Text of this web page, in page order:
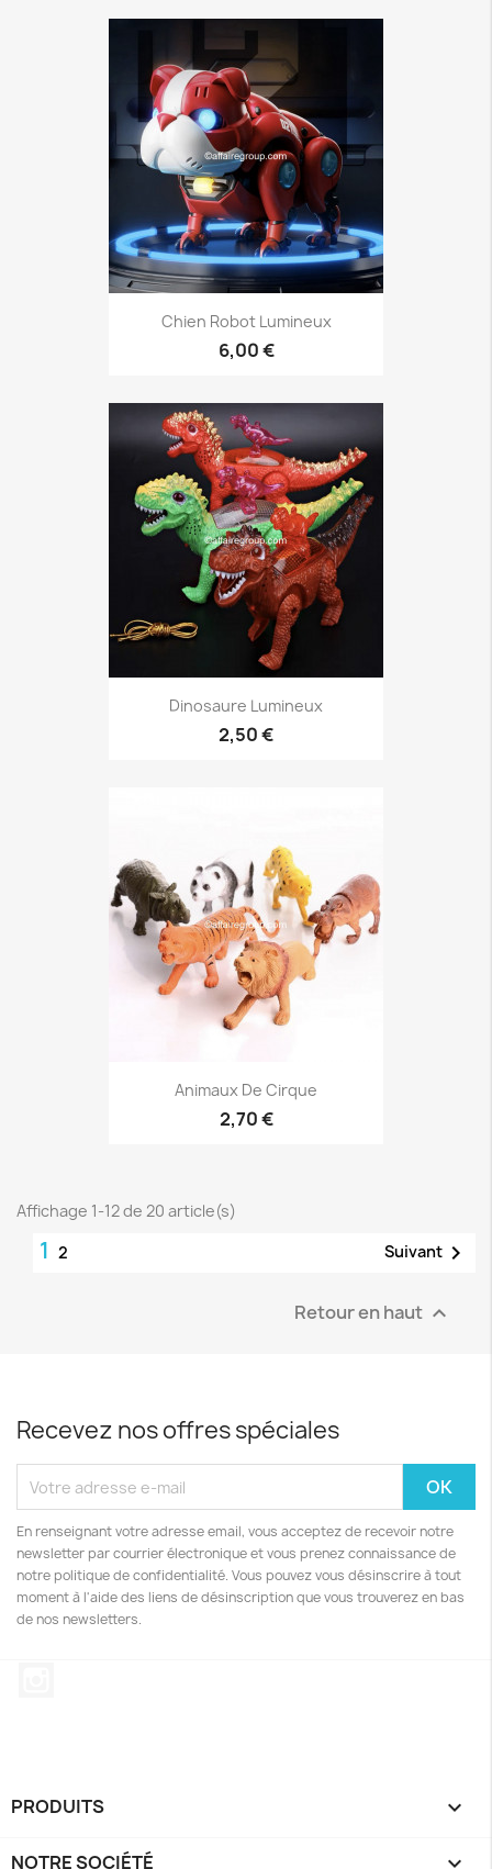
Chien Robot Lumineux
6,00 €
Dinosaure Lumineux
2,50 €
Animaux De Cirque
2,70 €
Affichage 1-12 de 20 article(s)
1 2 Suivant 
Retour en haut 
Recevez nos offres spéciales
En renseignant votre adresse email, vous acceptez de recevoir notre
newsletter par courrier électronique et vous prenez connaissance de
notre politique de confidentialité. Vous pouvez vous désinscrire à tout
moment à l'aide des liens de désinscription que vous trouverez en bas
de nos newsletters.
PRODUITS 
NOTRE SOCIÉTÉ 